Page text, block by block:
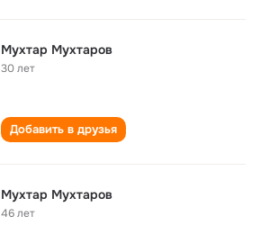
Мухтар Мухтаров
30 лет
Добавить в друзья
Мухтар Мухтаров
46 лет